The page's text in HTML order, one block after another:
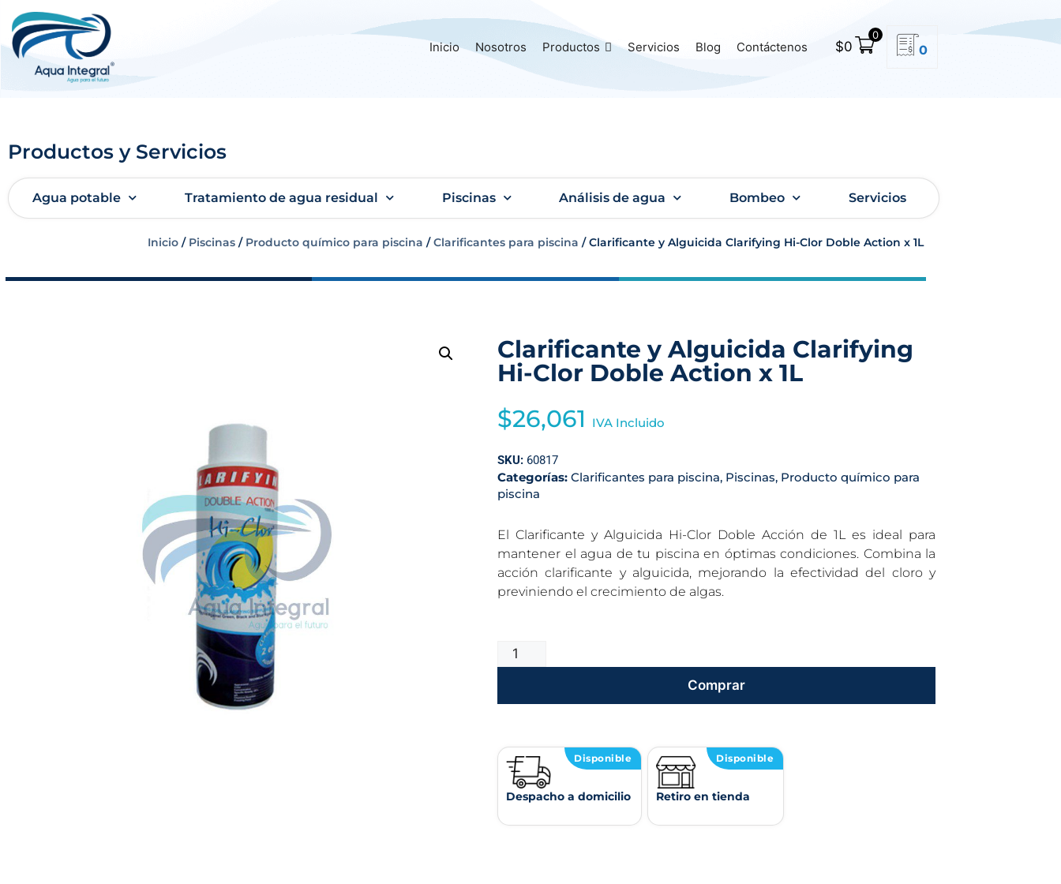
Inicio Nosotros Productos Servicios Blog Contáctenos $0
0
0
Productos y Servicios
Agua potable Tratamiento de agua residual Piscinas Análisis de agua Bombeo Servicios
Inicio / Piscinas / Producto químico para piscina /Clarificantes para piscina / Clarificante y Alguicida Clarifying Hi-Clor Doble Action x 1L
Clarificante y Alguicida Clarifying
Hi-Clor Doble Action x 1L
$26,061 IVA Incluido
SKU: 60817
Categorías: Clarificantes para piscina, Piscinas, Producto químico para
piscina
El Clarificante y Alguicida Hi-Clor Doble Acción de 1L es ideal para
mantener el agua de tu piscina en óptimas condiciones. Combina la
acción clarificante y alguicida, mejorando la efectividad del cloro y
previniendo el crecimiento de algas.
Comprar
Disponible
Despacho a domicilio
Disponible
Retiro en tienda